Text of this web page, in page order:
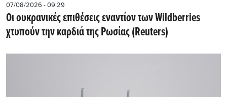
07/08/2026 - 09:29
Οι ουκρανικές επιθέσεις εναντίον των Wildberries
χτυπούν την καρδιά της Ρωσίας (Reuters)